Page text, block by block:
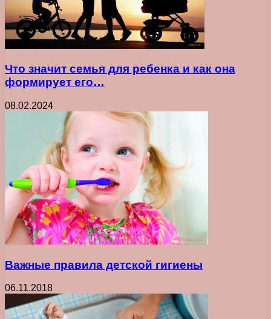
Что значит семья для ребенка и как она
формирует его…
08.02.2024
Важные правила детской гигиены
06.11.2018